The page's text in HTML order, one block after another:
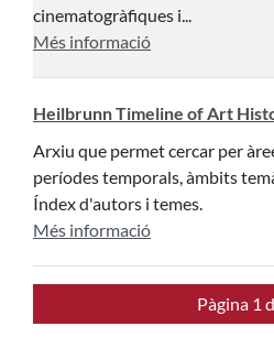
cinematogràfiques i...
Més informació
Heilbrunn Timeline of Art
Arxiu que permet cercar per
períodes temporals, àmbits
Índex d'autors i temes.
Més informació
Pàgina 1